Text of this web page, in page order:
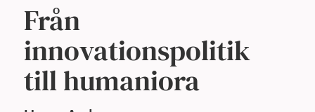
Från
innovationspolitik
till humaniora